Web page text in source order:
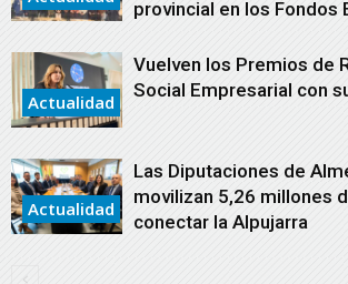
provincial en los Fondos
Actualidad
Vuelven los Premios de
Social Empresarial con
Actualidad
Las Diputaciones de
movilizan 5,26 millones
conectar la Alpujarra